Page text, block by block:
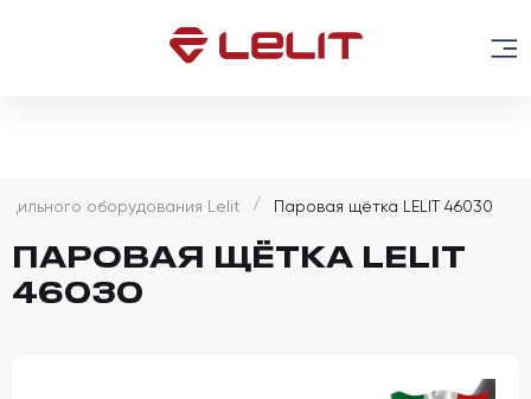
оборудования Lelit Паровая щётка LELIT 46030
ПАРОВАЯ ЩЁТКА LELIT
46030